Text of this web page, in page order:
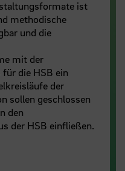
ist
methodische
und die
mit der
die HSB ein
der
sollen geschlossen
den
der HSB einfließen.